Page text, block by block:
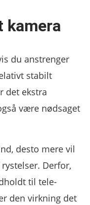
kamera
du anstrenger
stabilt
det ekstra
være nødsaget
desto mere vil
Derfor,
til tele-
den virkning det